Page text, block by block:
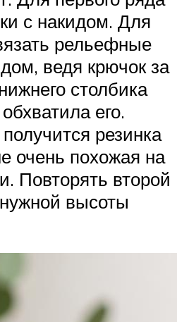
с накидом. Для
рельефные
ведя крючок за
столбика
его.
резинка
очень похожая на
Повторять второй
высоты